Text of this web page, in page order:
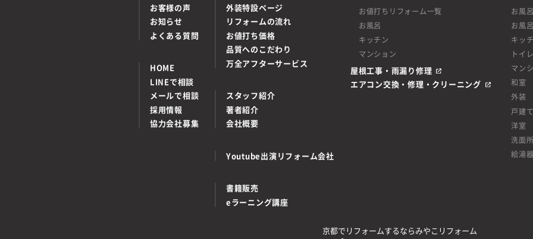
お客様の声
お知らせ
よくある質問
HOME
LINEで相談
メールで相談
採用情報
協力会社募集
外装特設ページ
リフォームの流れ
お値打ち価格
品質へのこだわり
万全アフターサービス
スタッフ紹介
著者紹介
会社概要
Youtube出演リフォーム会社
書籍販売
eラーニング講座
お値打ちリフォーム一覧
お風呂
キッチン
マンション
屋根工事・雨漏り修理
エアコン交換・修理・クリーニング
お風
お風
キッ
トイ
マン
和室
外装
戸建
洋室
洗面
給湯
京都でリフォームするならみやこリフォーム